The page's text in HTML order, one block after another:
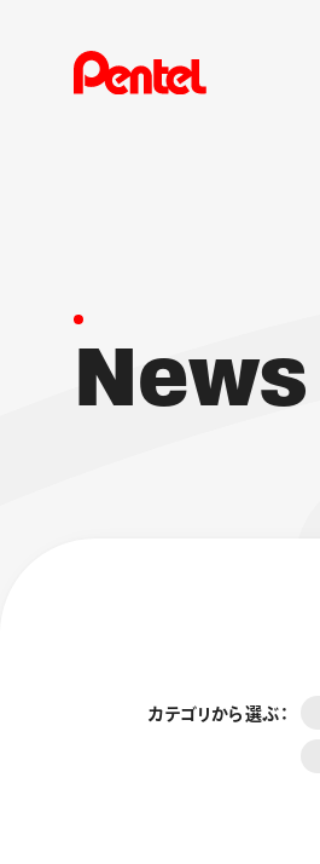
News
カテゴリから選ぶ：